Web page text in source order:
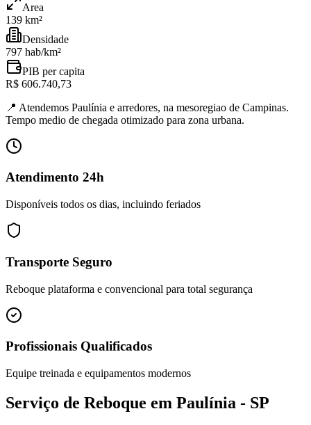
Area
139 km²
Densidade
797 hab/km²
PIB per capita
R$ 606.740,73
📍 Atendemos Paulínia e arredores, na mesoregiao de Campinas.
Tempo medio de chegada otimizado para zona urbana.
Atendimento 24h
Disponíveis todos os dias, incluindo feriados
Transporte Seguro
Reboque plataforma e convencional para total segurança
Profissionais Qualificados
Equipe treinada e equipamentos modernos
Serviço de Reboque em Paulínia - SP